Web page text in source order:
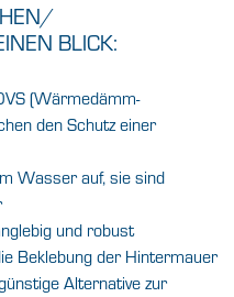
BLICK:
(Wärmedämm-
den Schutz einer
Wasser auf, sie sind
und robust
Beklebung der Hintermauer
Alternative zur